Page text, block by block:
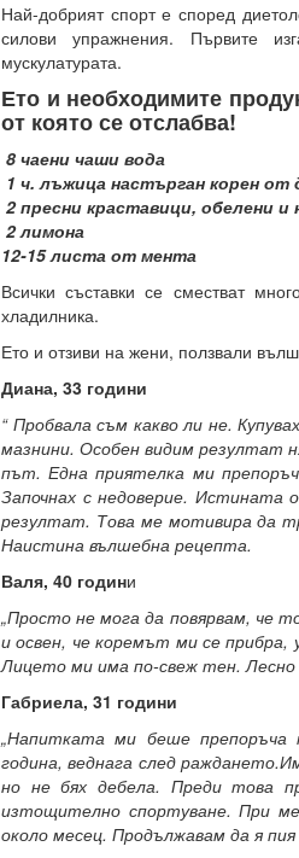
Най-добрият спорт е според
силови упражнения. Първите
мускулатурата.
Ето и необходимите
от която се отслабва!
8 чаени чаши вода
1 ч. лъжица настърган корен
2 пресни краставици, обелени
2 лимона
12-15 листа от мента
Всички съставки се сместват
хладилника.
Ето и отзиви на жени, ползвали
Диана, 33 години
“ Пробвала съм какво ли не.
мазнини. Особен видим резултат
път. Една приятелка ми
Започнах с недоверие.
резултат. Това ме мотивира да
Наистина вълшебна рецепта.
Валя, 40 години
„Просто не мога да повярвам, че
и освен, че коремът ми се
Лицето ми има по-свеж тен. Лесно
Габриела, 31 години
„Напитката ми беше
година, веднага след
но не бях дебела. Преди това
изтощително спортуване. При
около месец. Продължавам да я